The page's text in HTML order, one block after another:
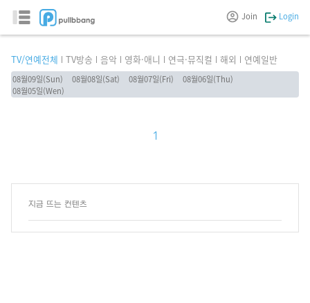
Join Login
TV/연예전체 TV방송 음악 영화·애니 연극·뮤직컬 해외 연예일반
08월09일(Sun) 08월08일(Sat) 08월07일(Fri)
08월06일(Thu)
08월05일(Wen)
1
지금 뜨는 컨텐츠